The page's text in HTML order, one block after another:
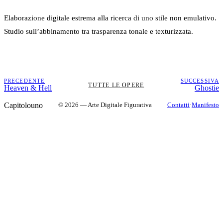
Elaborazione digitale estrema alla ricerca di uno stile non emulativo.
Studio sull’abbinamento tra trasparenza tonale e texturizzata.
PRECEDENTE
Heaven & Hell TUTTE LE OPERE
SUCCESSIVA
Ghostie
Capitolouno © 2026 — Arte Digitale Figurativa Contatti·Manifesto